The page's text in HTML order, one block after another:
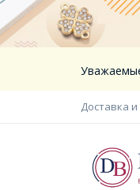
Доставка